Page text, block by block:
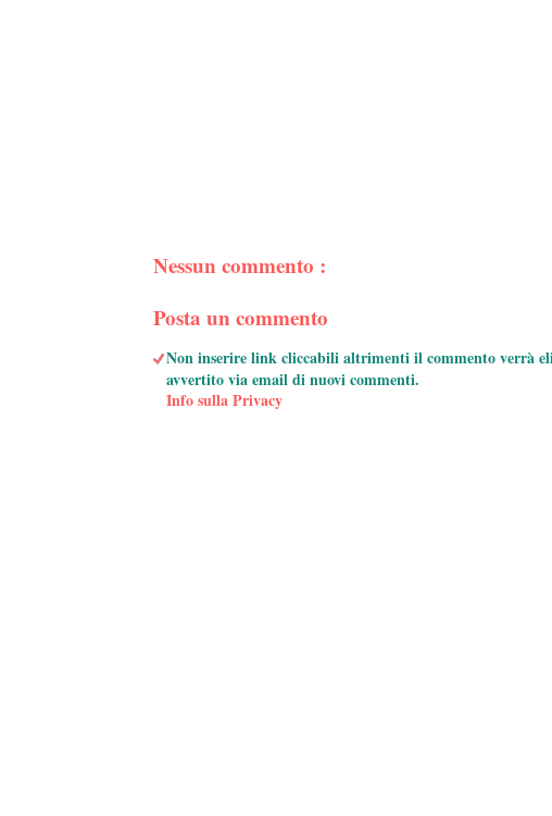
Nessun commento :
Posta un commento
Non inserire link cliccabili altrimenti il commento verrà
avvertito via email di nuovi commenti.
Info sulla Privacy